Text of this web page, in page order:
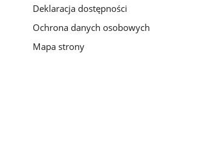
Deklaracja dostępności
Ochrona danych osobowych
Mapa strony